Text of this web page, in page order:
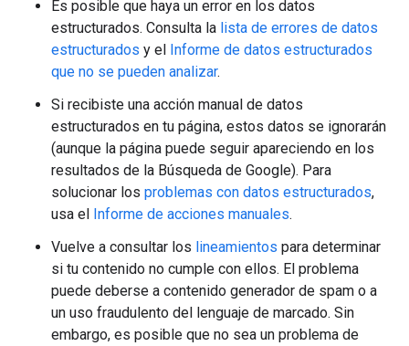
Es posible que haya un error en los datos
estructurados. Consulta la lista de errores de datos
estructurados y el Informe de datos estructurados
que no se pueden analizar.
Si recibiste una acción manual de datos
estructurados en tu página, estos datos se ignorarán
(aunque la página puede seguir apareciendo en los
resultados de la Búsqueda de Google). Para
solucionar los problemas con datos estructurados,
usa el Informe de acciones manuales.
Vuelve a consultar los lineamientos para determinar
si tu contenido no cumple con ellos. El problema
puede deberse a contenido generador de spam o a
un uso fraudulento del lenguaje de marcado. Sin
embargo, es posible que no sea un problema de